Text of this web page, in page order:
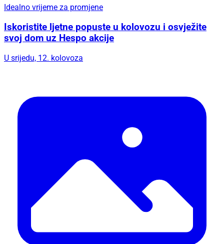
Idealno vrijeme za promjene
Iskoristite ljetne popuste u kolovozu i osvježite
svoj dom uz Hespo akcije
U srijedu, 12. kolovoza